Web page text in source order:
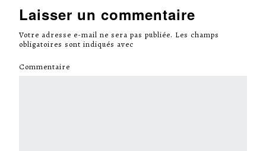
Laisser un commentaire
Votre adresse e-mail ne sera pas publiée. Les champs
obligatoires sont indiqués avec
Commentaire